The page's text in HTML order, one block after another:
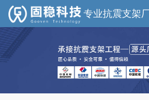
专业抗震支架